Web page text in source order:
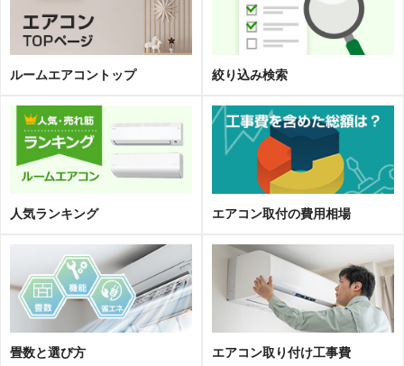
ルームエアコントップ 絞り込み検索
人気ランキング エアコン取付の費用相場
畳数と選び方 エアコン取り付け工事費